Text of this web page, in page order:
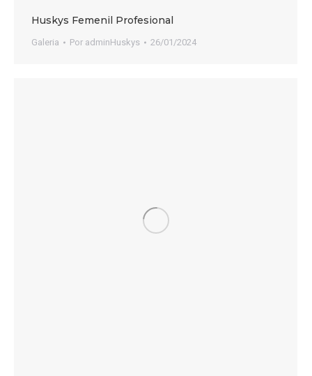
Huskys Femenil Profesional
Galeria Por adminHuskys 26/01/2024